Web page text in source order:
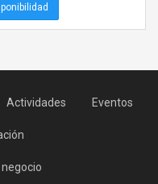
Actividades Eventos